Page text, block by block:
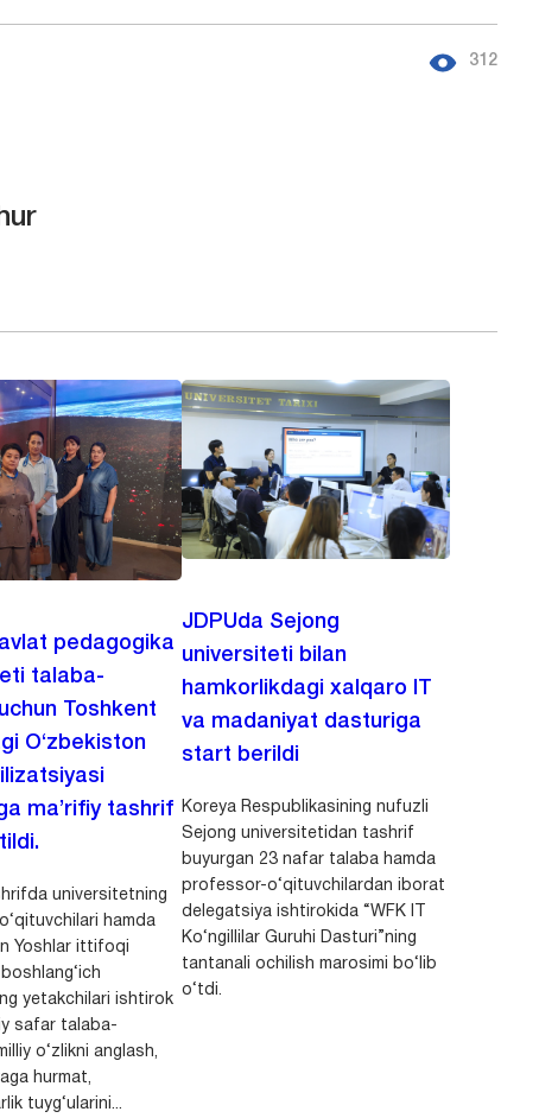
312
pedagogika
talaba-
Toshkent
O‘zbekiston
ma’rifiy tashrif
universitetning
hamda
Yoshlar ittifoqi
yetakchilari ishtirok
safar talaba-
o‘zlikni anglash,
hurmat,
tuyg‘ularini...
JDPUda Sejong
universiteti bilan
hamkorlikdagi xalqaro IT
va madaniyat dasturiga
start berildi
Koreya Respublikasining nufuzli
Sejong universitetidan tashrif
buyurgan 23 nafar talaba hamda
professor-o‘qituvchilardan iborat
delegatsiya ishtirokida “WFK IT
Ko‘ngillilar Guruhi Dasturi”ning
tantanali ochilish marosimi bo‘lib
o‘tdi.